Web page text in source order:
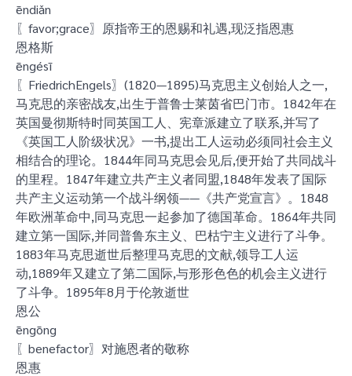
ēndiǎn
〖favor;grace〗原指帝王的恩赐和礼遇,现泛指恩惠
恩格斯
ēngésī
〖FriedrichEngels〗(1820—1895)马克思主义创始人之一,
马克思的亲密战友,出生于普鲁士莱茵省巴门市。1842年在
英国曼彻斯特时同英国工人、宪章派建立了联系,并写了
《英国工人阶级状况》一书,提出工人运动必须同社会主义
相结合的理论。1844年同马克思会见后,便开始了共同战斗
的里程。1847年建立共产主义者同盟,1848年发表了国际
共产主义运动第一个战斗纲领——《共产党宣言》。1848
年欧洲革命中,同马克思一起参加了德国革命。1864年共同
建立第一国际,并同普鲁东主义、巴枯宁主义进行了斗争。
1883年马克思逝世后整理马克思的文献,领导工人运
动,1889年又建立了第二国际,与形形色色的机会主义进行
了斗争。1895年8月于伦敦逝世
恩公
ēngōng
〖benefactor〗对施恩者的敬称
恩惠